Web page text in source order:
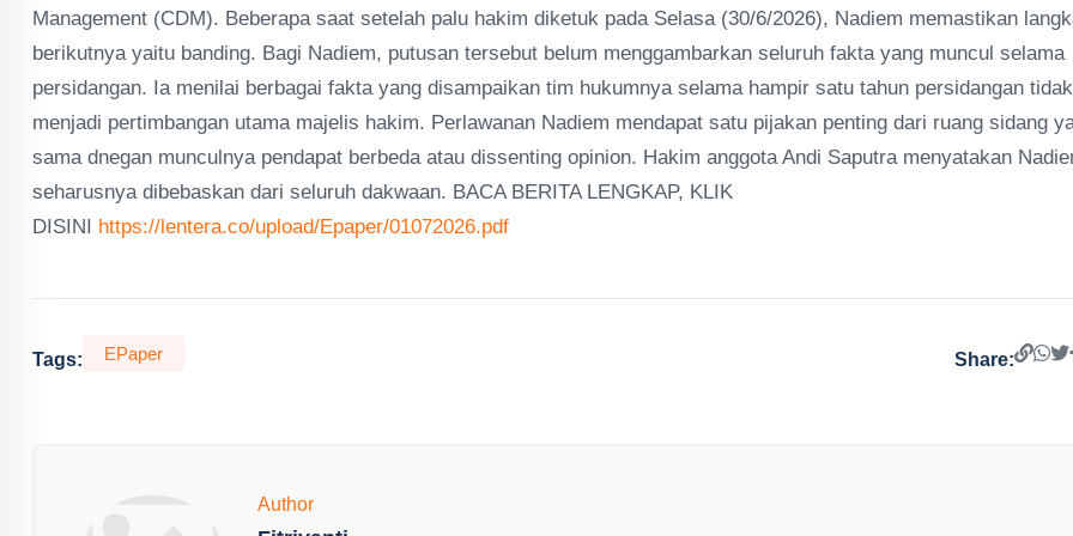
Management (CDM). Beberapa saat setelah palu hakim diketuk pada Selasa (30/6/2026), Nadiem memastikan
berikutnya yaitu banding. Bagi Nadiem, putusan tersebut belum menggambarkan seluruh fakta yang muncul selama
persidangan. Ia menilai berbagai fakta yang disampaikan tim hukumnya selama hampir satu tahun persidangan tidak
menjadi pertimbangan utama majelis hakim. Perlawanan Nadiem mendapat satu pijakan penting dari ruang sidang
sama dnegan munculnya pendapat berbeda atau dissenting opinion. Hakim anggota Andi Saputra menyatakan
seharusnya dibebaskan dari seluruh dakwaan. BACA BERITA LENGKAP, KLIK
DISINI https://lentera.co/upload/Epaper/01072026.pdf
Tags: EPaper Share:
Author